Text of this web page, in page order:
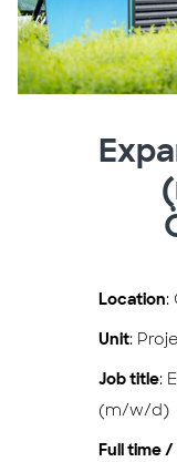
Location:
Unit:
Job title:
(m/w/d)
Full time